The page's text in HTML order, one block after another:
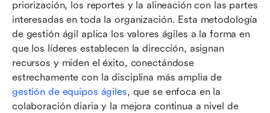
priorización, los reportes y la alineación con las partes
interesadas en toda la organización. Esta metodología
de gestión ágil aplica los valores ágiles a la forma en
que los líderes establecen la dirección, asignan
recursos y miden el éxito, conectándose
gestión de equipos ágiles, que se enfoca en la
colaboración diaria y la mejora continua a nivel de